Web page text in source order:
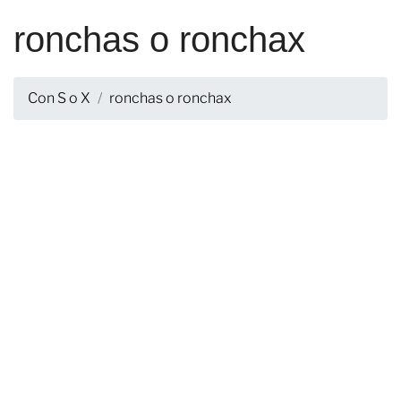
ronchas o ronchax
Con S o X ronchas o ronchax